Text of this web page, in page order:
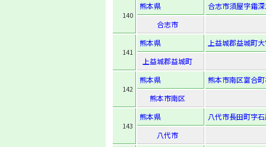
140
熊本県
合志市須屋字霜
合志市
141
熊本県
上益城郡益城町
上益城郡益城町
142
熊本県
熊本市南区富合
熊本市南区
143
熊本県
八代市長田町字
八代市